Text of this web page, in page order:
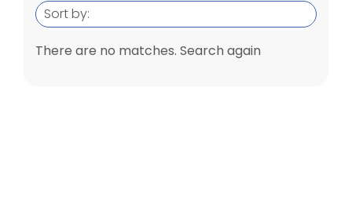
Sort by:
There are no matches. Search again